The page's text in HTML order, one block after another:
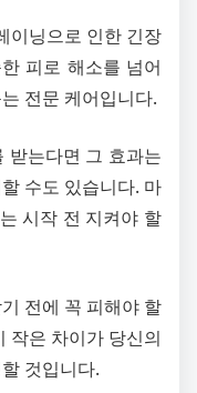
이닝으로 인한 긴장
피로 해소를 넘어
전문 케어입니다.
받는다면 그 효과는
수도 있습니다. 마
시작 전 지켜야 할
전에 꼭 피해야 할
작은 차이가 당신의
것입니다.